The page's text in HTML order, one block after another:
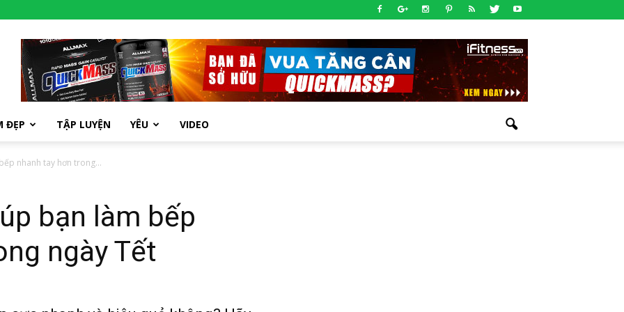
ĐẸP TẬP LUYỆN YÊU VIDEO
nhanh tay hơn trong...
bạn làm bếp
ngày Tết